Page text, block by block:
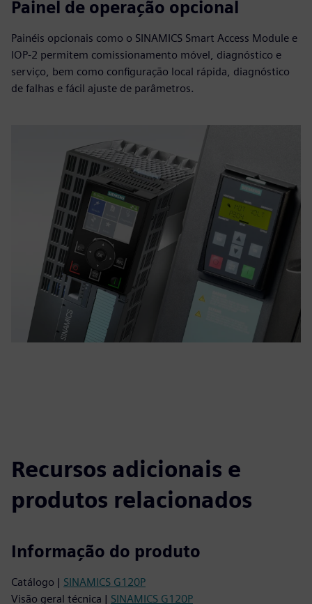
Painel de operação opcional
Painéis opcionais como o SINAMICS Smart Access Module e
IOP-2 permitem comissionamento móvel, diagnóstico e
serviço, bem como configuração local rápida, diagnóstico
de falhas e fácil ajuste de parâmetros.
Recursos adicionais e
produtos relacionados
Informação do produto
Catálogo | SINAMICS G120P
Visão geral técnica | SINAMICS G120P